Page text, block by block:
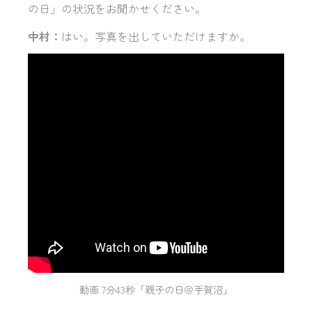
の日」の状況をお聞かせください。
中村： はい。写真を出していただけますか。
動画 7分43秒「親子の日＠手賀沼」